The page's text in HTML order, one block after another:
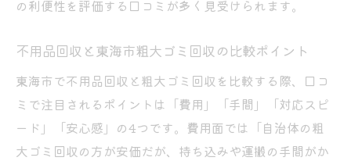
の利便性を評価する口コミが多く見受けられます。
不用品回収と東海市粗大ゴミ回収の比較ポイント
東海市で不用品回収と粗大ゴミ回収を比較する際、口コ
ミで注目されるポイントは「費用」「手間」「対応スピ
ード」「安心感」の4つです。費用面では「自治体の粗
大ゴミ回収の方が安価だが、持ち込みや運搬の手間がか